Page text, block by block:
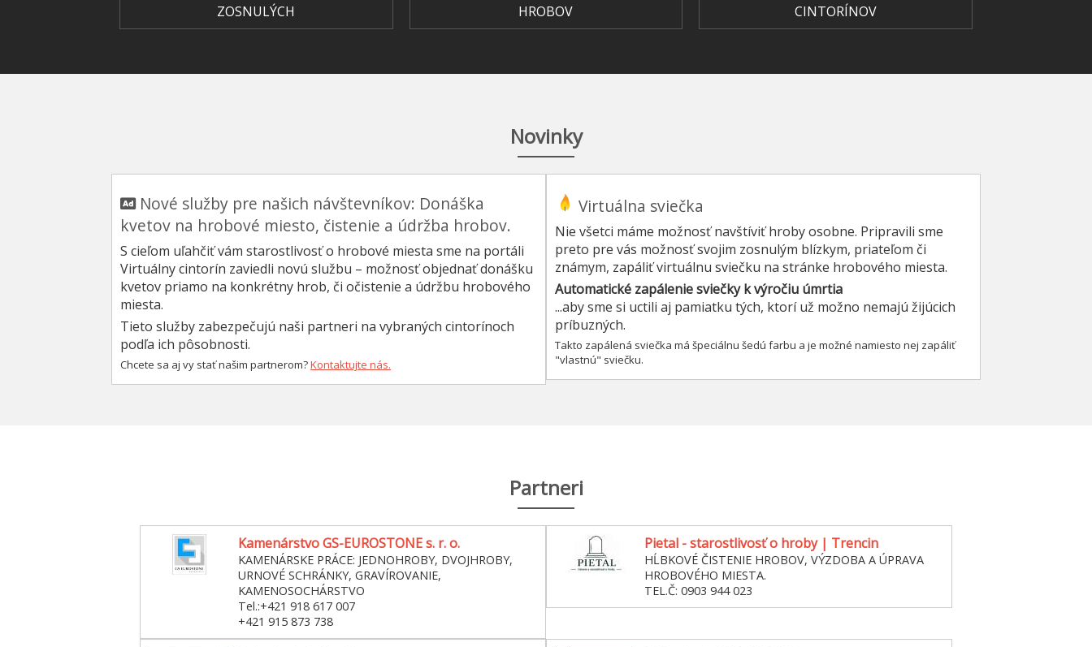
ZOSNULÝCH HROBOV CINTORÍNOV
Novinky
Nové služby pre našich návštevníkov: Donáška
kvetov na hrobové miesto, čistenie a údržba hrobov.
S cieľom uľahčiť vám starostlivosť o hrobové miesta sme na portáli
Virtuálny cintorín zaviedli novú službu – možnosť objednať donášku
kvetov priamo na konkrétny hrob, či očistenie a údržbu hrobového
miesta.
Tieto služby zabezpečujú naši partneri na vybraných cintorínoch
podľa ich pôsobnosti.
Chcete sa aj vy stať našim partnerom?Kontaktujte nás.
Virtuálna sviečka
Nie všetci máme možnosť navštíviť hroby osobne. Pripravili sme
preto pre vás možnosť svojim zosnulým blízkym, priateľom či
známym, zapáliť virtuálnu sviečku na stránke hrobového miesta.
Automatické zapálenie sviečky k výročiu úmrtia
...aby sme si uctili aj pamiatku tých, ktorí už možno nemajú žijúcich
príbuzných.
Takto zapálená sviečka má špeciálnu šedú farbu a je možné namiesto nej zapáliť
"vlastnú" sviečku.
Partneri
Kamenárstvo GS-EUROSTONE s. r. o.
KAMENÁRSKE PRÁCE: JEDNOHROBY, DVOJHROBY,
URNOVÉ SCHRÁNKY, GRAVÍROVANIE,
KAMENOSOCHÁRSTVO
Tel.:+421 918 617 007
+421 915 873 738
Pietal - starostlivosť o hroby | Trencin
HĹBKOVÉ ČISTENIE HROBOV, VÝZDOBA A ÚPRAVA
HROBOVÉHO MIESTA.
TEL.Č: 0903 944 023